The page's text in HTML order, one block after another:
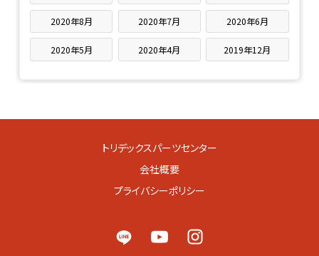
2020年8月 2020年7月 2020年6月
2020年5月 2020年4月 2019年12月
トリデックスパーツセンター
会社概要
プライバシーポリシー